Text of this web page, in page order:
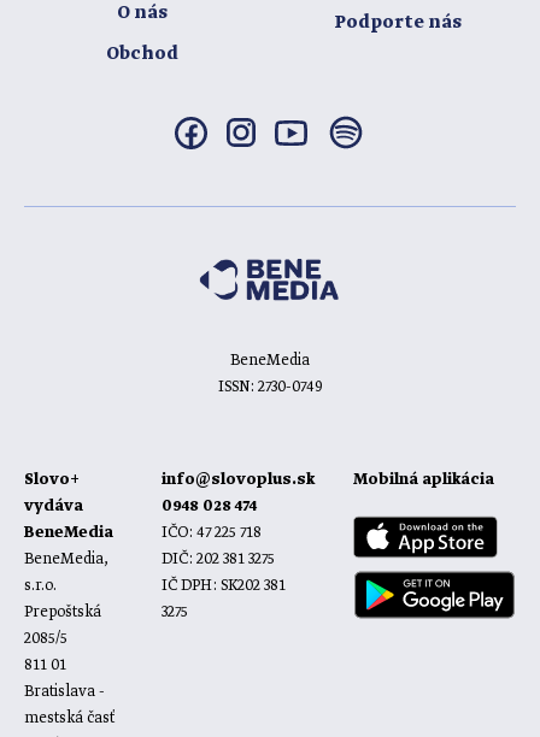
O nás
Obchod
Podporte nás
BeneMedia
ISSN: 2730-0749
Slovo+
vydáva
BeneMedia
BeneMedia,
s.r.o.
Prepoštská
2085/5
811 01
Bratislava -
mestská časť
info@slovoplus.sk
0948 028 474
IČO: 47 225 718
DIČ: 202 381 3275
IČ DPH: SK202 381
3275
Mobilná aplikácia